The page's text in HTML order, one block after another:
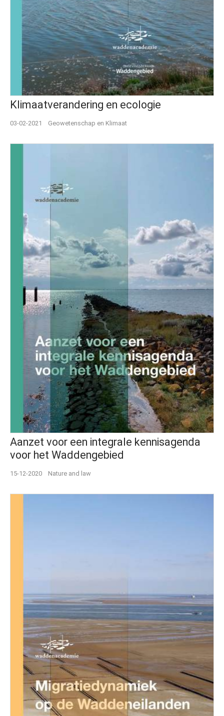
Klimaatverandering en ecologie
03-02-2021 Geowetenschap en Klimaat
Aanzet voor een integrale kennisagenda
voor het Waddengebied
15-12-2020 Nature and law